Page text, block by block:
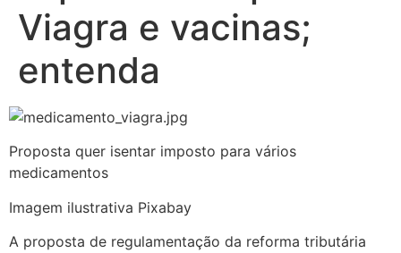
Viagra e vacinas;
entenda
Proposta quer isentar imposto para vários
medicamentos
Imagem ilustrativa Pixabay
A proposta de regulamentação da reforma tributária